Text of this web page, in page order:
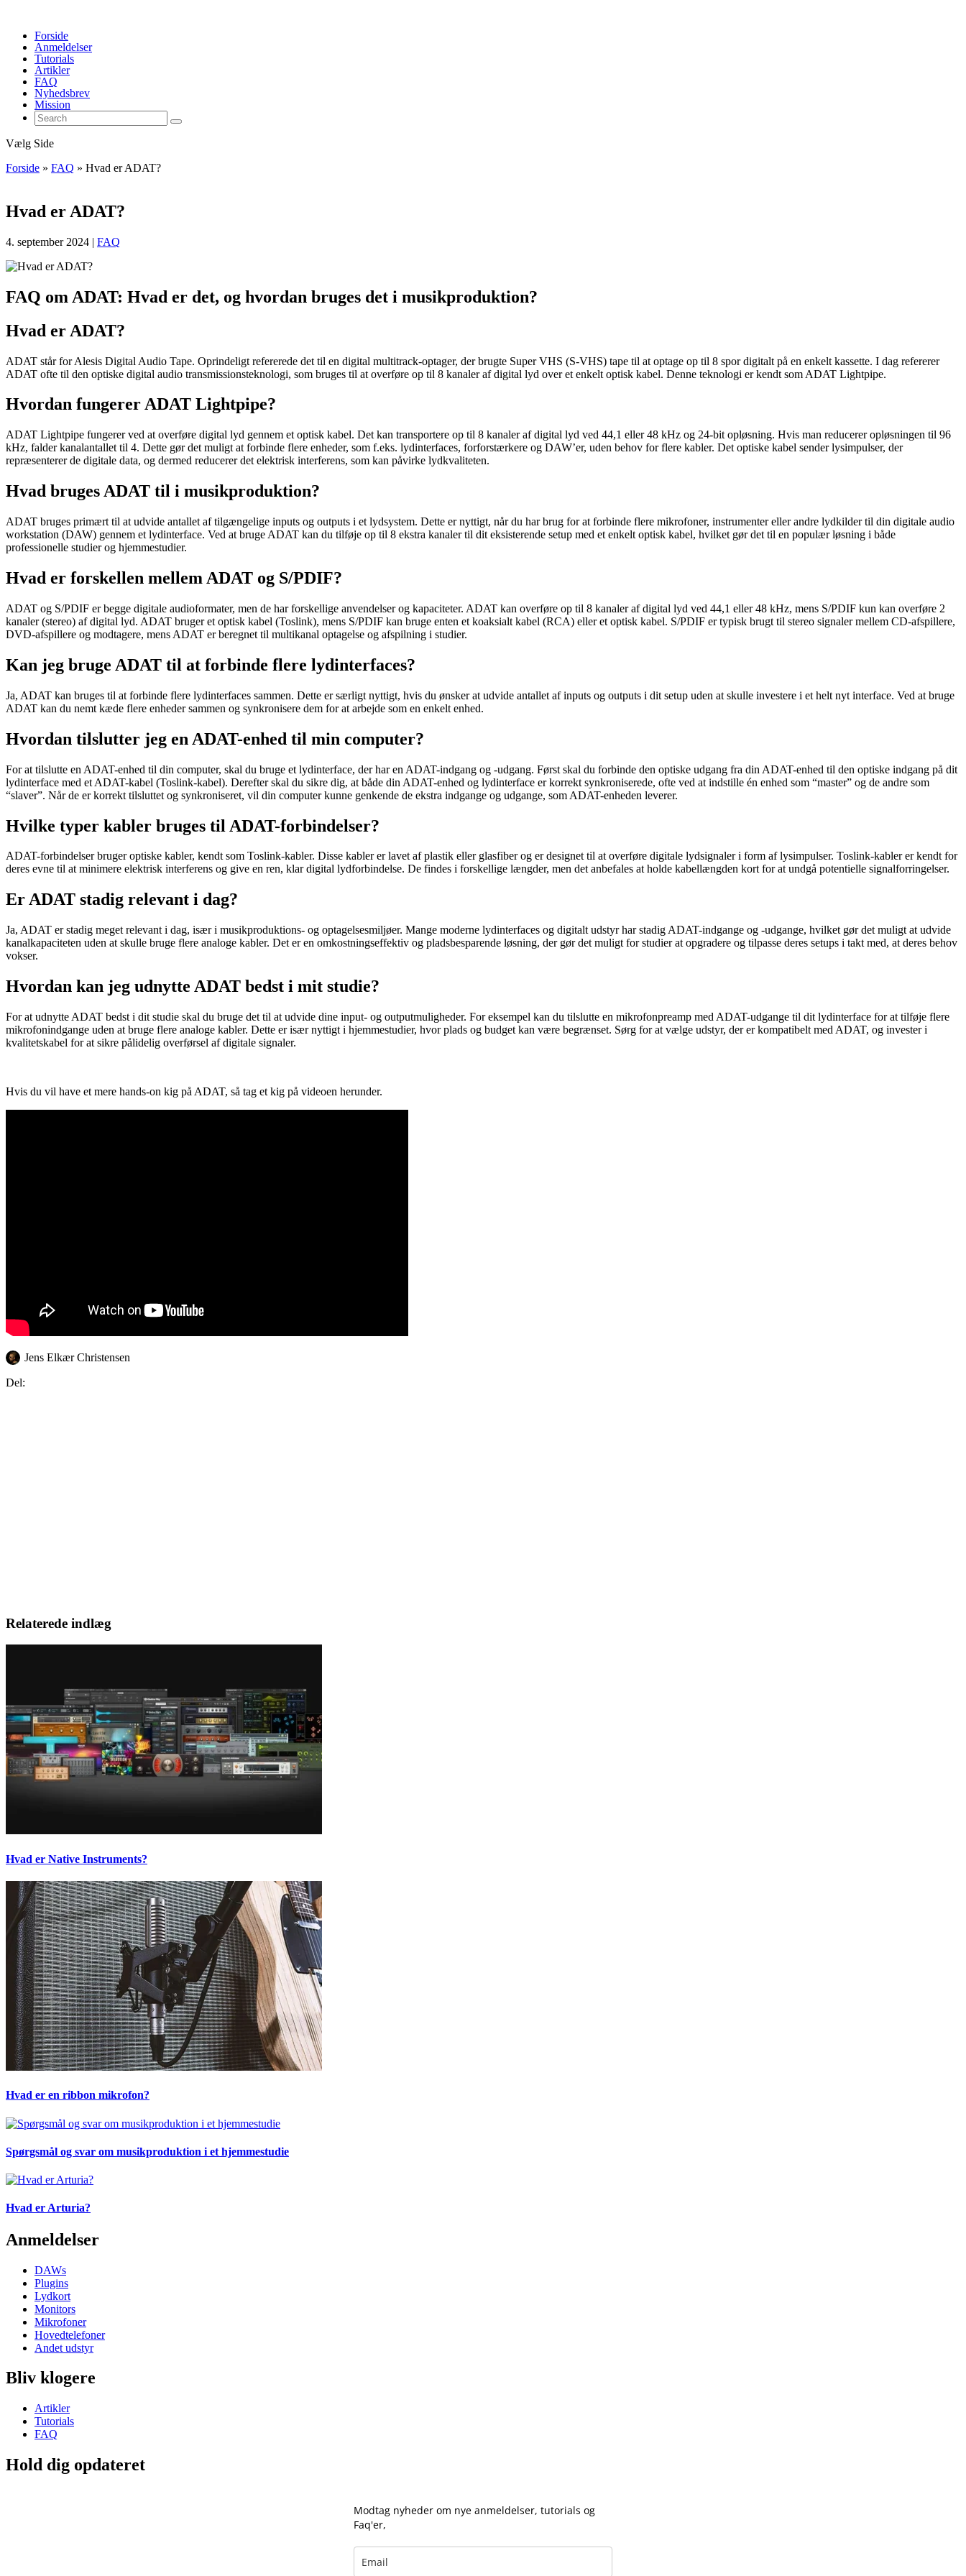
Forside
Anmeldelser
Tutorials
Artikler
FAQ
Nyhedsbrev
Mission
Vælg Side
Forside » FAQ » Hvad er ADAT?
Hvad er ADAT?
4. september 2024 | FAQ
FAQ om ADAT: Hvad er det, og hvordan bruges det i musikproduktion?
Hvad er ADAT?
ADAT står for Alesis Digital Audio Tape. Oprindeligt refererede det til en digital multitrack-optager, der brugte Super VHS (S-VHS) tape til at optage op til 8 spor digitalt på en enkelt kassette. I dag refererer
ADAT ofte til den optiske digital audio transmissionsteknologi, som bruges til at overføre op til 8 kanaler af digital lyd over et enkelt optisk kabel. Denne teknologi er kendt som ADAT Lightpipe.
Hvordan fungerer ADAT Lightpipe?
ADAT Lightpipe fungerer ved at overføre digital lyd gennem et optisk kabel. Det kan transportere op til 8 kanaler af digital lyd ved 44,1 eller 48 kHz og 24-bit opløsning. Hvis man reducerer opløsningen til 96
kHz, falder kanalantallet til 4. Dette gør det muligt at forbinde flere enheder, som f.eks. lydinterfaces, forforstærkere og DAW’er, uden behov for flere kabler. Det optiske kabel sender lysimpulser, der
repræsenterer de digitale data, og dermed reducerer det elektrisk interferens, som kan påvirke lydkvaliteten.
Hvad bruges ADAT til i musikproduktion?
ADAT bruges primært til at udvide antallet af tilgængelige inputs og outputs i et lydsystem. Dette er nyttigt, når du har brug for at forbinde flere mikrofoner, instrumenter eller andre lydkilder til din digitale audio
workstation (DAW) gennem et lydinterface. Ved at bruge ADAT kan du tilføje op til 8 ekstra kanaler til dit eksisterende setup med et enkelt optisk kabel, hvilket gør det til en populær løsning i både
professionelle studier og hjemmestudier.
Hvad er forskellen mellem ADAT og S/PDIF?
ADAT og S/PDIF er begge digitale audioformater, men de har forskellige anvendelser og kapaciteter. ADAT kan overføre op til 8 kanaler af digital lyd ved 44,1 eller 48 kHz, mens S/PDIF kun kan overføre 2
kanaler (stereo) af digital lyd. ADAT bruger et optisk kabel (Toslink), mens S/PDIF kan bruge enten et koaksialt kabel (RCA) eller et optisk kabel. S/PDIF er typisk brugt til stereo signaler mellem CD-afspillere,
DVD-afspillere og modtagere, mens ADAT er beregnet til multikanal optagelse og afspilning i studier.
Kan jeg bruge ADAT til at forbinde flere lydinterfaces?
Ja, ADAT kan bruges til at forbinde flere lydinterfaces sammen. Dette er særligt nyttigt, hvis du ønsker at udvide antallet af inputs og outputs i dit setup uden at skulle investere i et helt nyt interface. Ved at bruge
ADAT kan du nemt kæde flere enheder sammen og synkronisere dem for at arbejde som en enkelt enhed.
Hvordan tilslutter jeg en ADAT-enhed til min computer?
For at tilslutte en ADAT-enhed til din computer, skal du bruge et lydinterface, der har en ADAT-indgang og -udgang. Først skal du forbinde den optiske udgang fra din ADAT-enhed til den optiske indgang på dit
lydinterface med et ADAT-kabel (Toslink-kabel). Derefter skal du sikre dig, at både din ADAT-enhed og lydinterface er korrekt synkroniserede, ofte ved at indstille én enhed som “master” og de andre som
“slaver”. Når de er korrekt tilsluttet og synkroniseret, vil din computer kunne genkende de ekstra indgange og udgange, som ADAT-enheden leverer.
Hvilke typer kabler bruges til ADAT-forbindelser?
ADAT-forbindelser bruger optiske kabler, kendt som Toslink-kabler. Disse kabler er lavet af plastik eller glasfiber og er designet til at overføre digitale lydsignaler i form af lysimpulser. Toslink-kabler er kendt for
deres evne til at minimere elektrisk interferens og give en ren, klar digital lydforbindelse. De findes i forskellige længder, men det anbefales at holde kabellængden kort for at undgå potentielle signalforringelser.
Er ADAT stadig relevant i dag?
Ja, ADAT er stadig meget relevant i dag, især i musikproduktions- og optagelsesmiljøer. Mange moderne lydinterfaces og digitalt udstyr har stadig ADAT-indgange og -udgange, hvilket gør det muligt at udvide
kanalkapaciteten uden at skulle bruge flere analoge kabler. Det er en omkostningseffektiv og pladsbesparende løsning, der gør det muligt for studier at opgradere og tilpasse deres setups i takt med, at deres behov
vokser.
Hvordan kan jeg udnytte ADAT bedst i mit studie?
For at udnytte ADAT bedst i dit studie skal du bruge det til at udvide dine input- og outputmuligheder. For eksempel kan du tilslutte en mikrofonpreamp med ADAT-udgange til dit lydinterface for at tilføje flere
mikrofonindgange uden at bruge flere analoge kabler. Dette er især nyttigt i hjemmestudier, hvor plads og budget kan være begrænset. Sørg for at vælge udstyr, der er kompatibelt med ADAT, og invester i
kvalitetskabel for at sikre pålidelig overførsel af digitale signaler.
Hvis du vil have et mere hands-on kig på ADAT, så tag et kig på videoen herunder.
Jens Elkær Christensen
Del:
Relaterede indlæg
Hvad er Native Instruments?
Hvad er en ribbon mikrofon?
Spørgsmål og svar om musikproduktion i et hjemmestudie
Hvad er Arturia?
Anmeldelser
DAWs
Plugins
Lydkort
Monitors
Mikrofoner
Hovedtelefoner
Andet udstyr
Bliv klogere
Artikler
Tutorials
FAQ
Hold dig opdateret
Modtag nyheder om nye anmeldelser, tutorials og
Faq'er,